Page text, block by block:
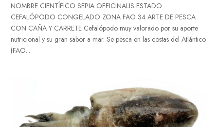
NOMBRE CIENTÍFICO SEPIA OFFICINALIS ESTADO
CEFALÓPODO CONGELADO ZONA FAO 34 ARTE DE PESCA
CON CAÑA Y CARRETE Cefalópodo muy valorado por su aporte
nutricional y su gran sabor a mar. Se pesca en las costas del Atlántico
(FAO...